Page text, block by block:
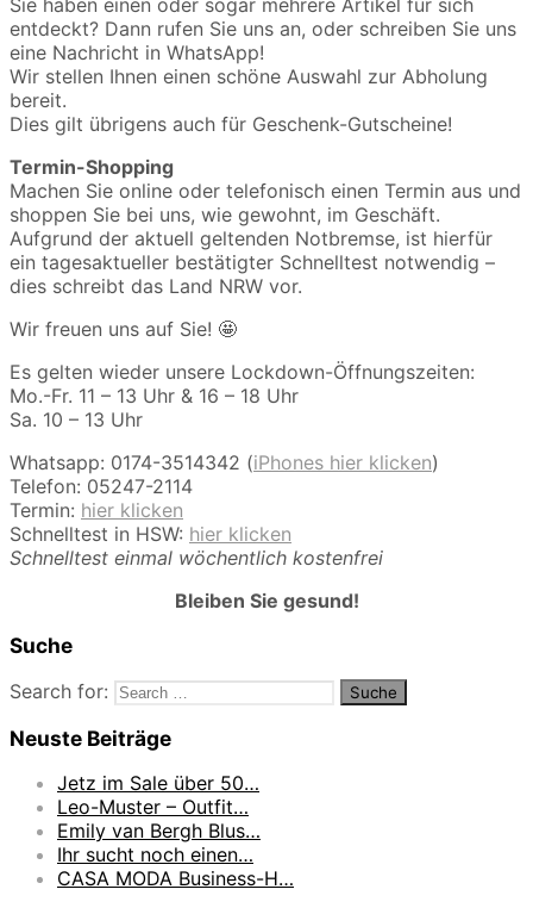
entdeckt? Dann rufen Sie uns an, oder schreiben Sie uns
eine Nachricht in WhatsApp!
Wir stellen Ihnen einen schöne Auswahl zur Abholung
bereit.
Dies gilt übrigens auch für Geschenk-Gutscheine!
Termin-Shopping
Machen Sie online oder telefonisch einen Termin aus und
shoppen Sie bei uns, wie gewohnt, im Geschäft.
Aufgrund der aktuell geltenden Notbremse, ist hierfür
ein tagesaktueller bestätigter Schnelltest notwendig –
dies schreibt das Land NRW vor.
Wir freuen uns auf Sie! 🤩
Es gelten wieder unsere Lockdown-Öffnungszeiten:
Mo.-Fr. 11 – 13 Uhr & 16 – 18 Uhr
Sa. 10 – 13 Uhr
Whatsapp: 0174-3514342 (iPhones hier klicken)
Telefon: 05247-2114
Termin: hier klicken
Schnelltest in HSW: hier klicken
Schnelltest einmal wöchentlich kostenfrei
Bleiben Sie gesund!
Suche
Search for:
Neuste Beiträge
Jetz im Sale über 50…
Leo-Muster – Outfit…
Emily van Bergh Blus…
Ihr sucht noch einen…
CASA MODA Business-H…